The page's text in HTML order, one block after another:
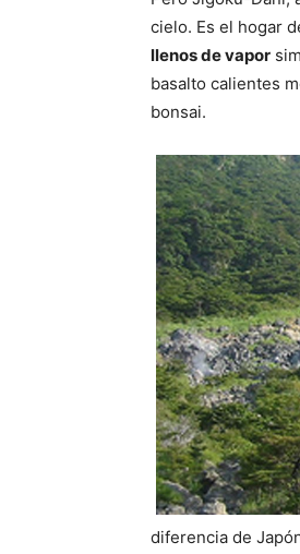
cielo. Es el hogar
llenos de vapor
basalto calientes
bonsai.
diferencia de